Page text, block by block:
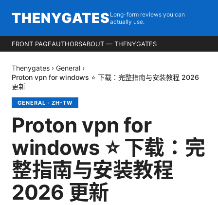
THENYGATES Long-form reviews you can
actually use.
FRONT PAGEAUTHORSABOUT — THENYGATES
Thenygates › General ›
Proton vpn for windows ⭐ 下载：完整指南与安装教程 2026
更新
GENERAL · ZH-TW
Proton vpn for
windows ⭐ 下载：完
整指南与安装教程
2026 更新